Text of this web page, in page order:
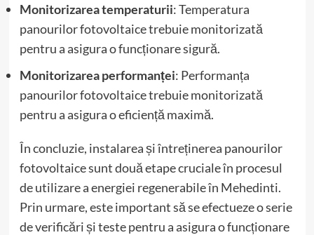
Monitorizarea temperaturii: Temperatura
panourilor fotovoltaice trebuie monitorizată
pentru a asigura o funcționare sigură.
Monitorizarea performanței: Performanța
panourilor fotovoltaice trebuie monitorizată
pentru a asigura o eficiență maximă.
În concluzie, instalarea și întreținerea panourilor
fotovoltaice sunt două etape cruciale în procesul
de utilizare a energiei regenerabile în Mehedinti.
Prin urmare, este important să se efectueze o serie
de verificări și teste pentru a asigura o funcționare